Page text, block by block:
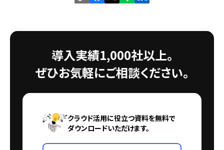
導入実績1,000社以上。
ぜひお気軽にご相談ください。
クラウド活用に役立つ資料を無料で
ダウンロードいただけます。